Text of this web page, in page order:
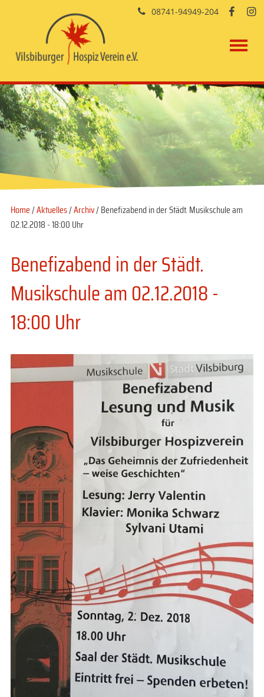
Home/Aktuelles/Archiv/ Benefizabend in der Städt. Musikschule am
02.12.2018 - 18:00 Uhr
Benefizabend in der Städt.
Musikschule am 02.12.2018 -
18:00 Uhr
08741-94949-204  